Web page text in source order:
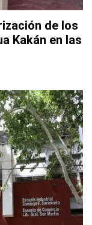
de los
Kakán en las